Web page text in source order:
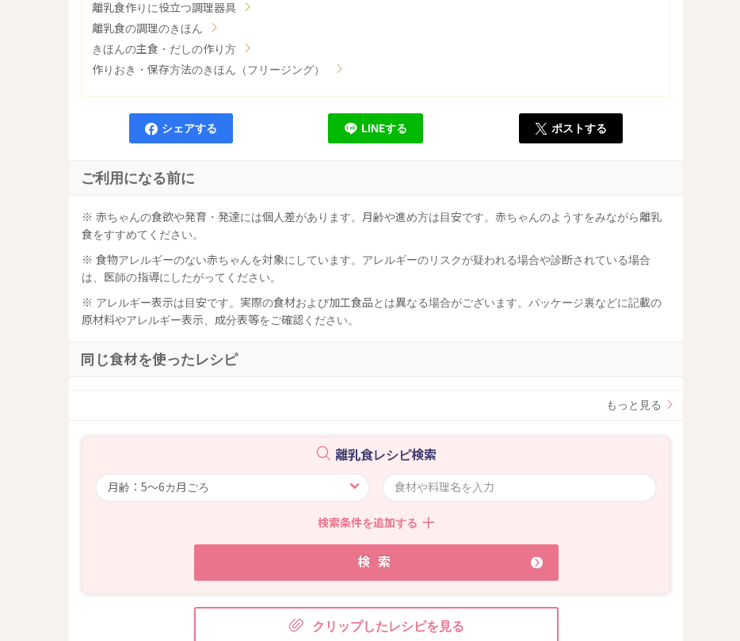
離乳食作りに役立つ調理器具
離乳食の調理のきほん
きほんの主食・だしの作り方
作りおき・保存方法のきほん（フリージング）
シェアする LINEする ポストする
ご利用になる前に
※ 赤ちゃんの食欲や発育・発達には個人差があります。月齢や進め方は目安です。赤ちゃんのようすをみながら離乳
食をすすめてください。
※ 食物アレルギーのない赤ちゃんを対象にしています。アレルギーのリスクが疑われる場合や診断されている場合
は、医師の指導にしたがってください。
※ アレルギー表示は目安です。実際の食材および加工食品とは異なる場合がございます。パッケージ裏などに記載の
原材料やアレルギー表示、成分表等をご確認ください。
同じ食材を使ったレシピ
もっと見る
離乳食レシピ検索
検索条件を追加する
検索
クリップしたレシピを見る